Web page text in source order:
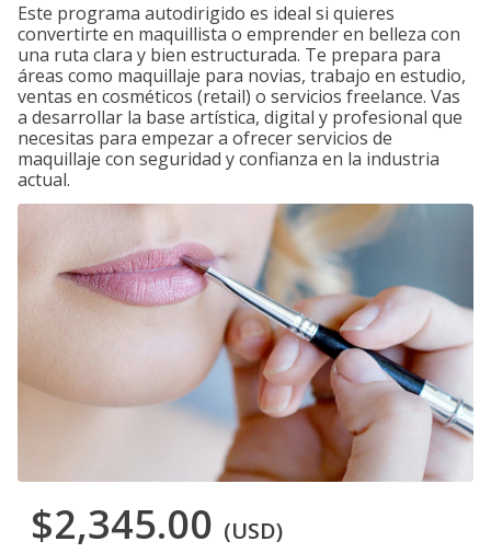
Este programa autodirigido es ideal si quieres
convertirte en maquillista o emprender en belleza con
una ruta clara y bien estructurada. Te prepara para
áreas como maquillaje para novias, trabajo en estudio,
ventas en cosméticos (retail) o servicios freelance. Vas
a desarrollar la base artística, digital y profesional que
necesitas para empezar a ofrecer servicios de
maquillaje con seguridad y confianza en la industria
actual.
$2,345.00 (USD)